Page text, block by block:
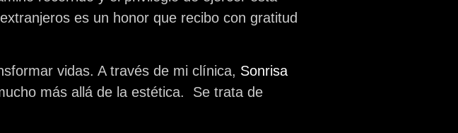
es un honor que recibo con gratitud
vidas. A través de mi clínica, Sonrisa
más allá de la estética. Se trata de